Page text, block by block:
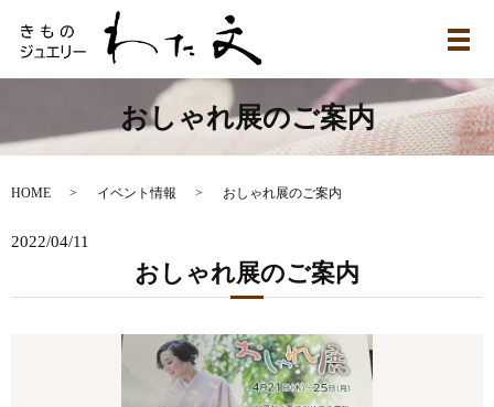
メ
おしゃれ展のご案内
HOME イベント情報 おしゃれ展のご案内
2022/04/11
おしゃれ展のご案内